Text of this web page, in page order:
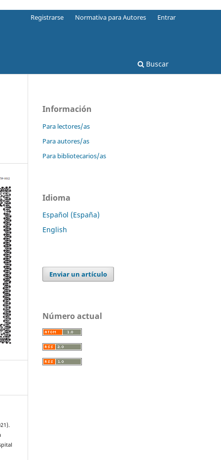
Buscar
Registrarse Normativa para Autores Entrar
Información
Para lectores/as
Para autores/as
Para bibliotecarios/as
Idioma
Español (España)
English
Enviar un artículo
Número actual